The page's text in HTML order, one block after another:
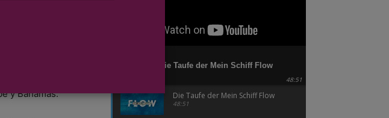
La novedad más
Escocia, Irlanda,
con puertos
y las Islas
y Bahamas.
Die Taufe der Mein Schiff Flow
48:51
Die Taufe der Mein Schiff Flow
48:51